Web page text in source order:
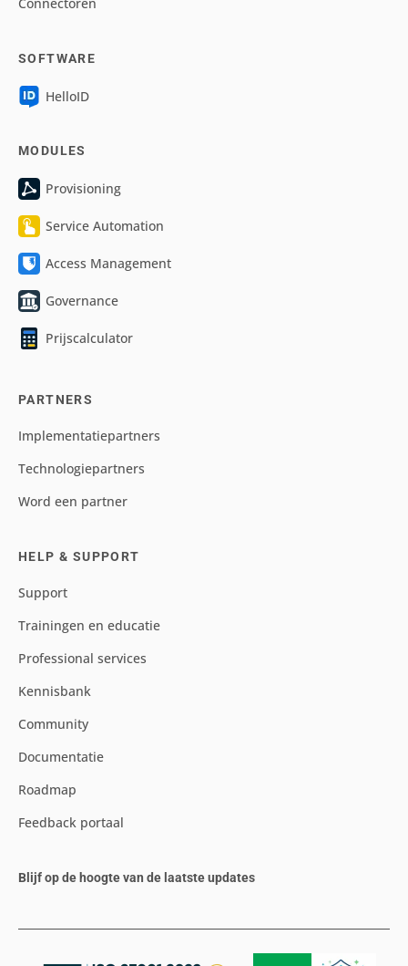
SOFTWARE
HelloID
MODULES
Provisioning
Service Automation
Access Management
Governance
Prijscalculator
PARTNERS
Implementatiepartners
Technologiepartners
Word een partner
HELP & SUPPORT
Support
Trainingen en educatie
Professional services
Kennisbank
Community
Documentatie
Roadmap
Feedback portaal
Blijf op de hoogte van de laatste updates